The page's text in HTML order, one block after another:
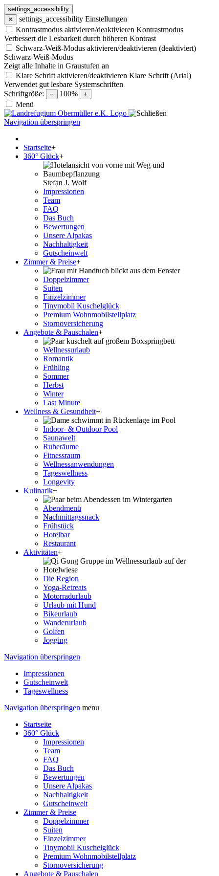
settings_accessibility
✕
settings_accessibility Einstellungen
Kontrastmodus aktivieren/deaktivieren Kontrastmodus
Verbessert die Lesbarkeit durch höheren Kontrast
Schwarz-Weiß-Modus aktivieren/deaktivieren (deaktiviert)
Schwarz-Weiß-Modus
Zeigt alle Inhalte in Graustufen an
Klare Schrift aktivieren/deaktivieren Klare Schrift (Arial)
Verwendet gut lesbare Systemschriften
Schriftgröße:
− 100% +
Menü
Navigation überspringen
Startseite+
360° Glück+
Stefan J. Wolf
Impressionen
Team
FAQ
Das Buch
Bewertungen
Unsere Alpakas
Nachhaltigkeit
Gutscheinwelt
Zimmer & Preise+
Doppelzimmer
Suiten
Einzelzimmer
Tinymobil Kuschelglück
Premium Wohnmobilstellplatz
Stornoversicherung
Angebote & Pauschalen+
Wellnessurlaub
Romantik
Frühling
Sommer
Herbst
Winter
Last Minute
Wellness & Gesundheit+
Indoor- & Outdoor Pool
Saunawelt
Ruheräume
Fitnessraum
Wellness­anwendungen
Tageswellness
Longevity
Kulinarik+
Abendmenü
Nachmittagssnack
Frühstück
Hotelbar
Restaurant
Aktivitäten+
Die Region
Yoga-Retreats
Motorradurlaub
Urlaub mit Hund
Bikeurlaub
Wanderurlaub
Golfen
Jogging
Navigation überspringen
Impressionen
Gutscheinwelt
Tageswellness
Navigation überspringen menu
Startseite
360° Glück
Impressionen
Team
FAQ
Das Buch
Bewertungen
Unsere Alpakas
Nachhaltigkeit
Gutscheinwelt
Zimmer & Preise
Doppelzimmer
Suiten
Einzelzimmer
Tinymobil Kuschelglück
Premium Wohnmobilstellplatz
Stornoversicherung
Angebote & Pauschalen